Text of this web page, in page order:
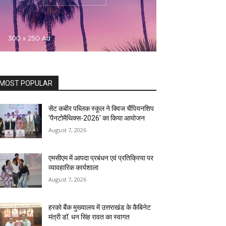
POPULAR
सेंट कबीर पब्लिक स्कूल ने क्विज चैंपियनशिप
‘पैनटोमैथिक्स-2026’ का किया आयोजन
August 7, 2026
एमसीएम में आपदा प्रबंधन एवं प्रतिक्रिया पर
व्यावहारिक कार्यशाला
August 7, 2026
हरको बैंक मुख्यालय में उत्तराखंड के कैबिनेट
मंत्री डॉ. धन सिंह रावत का स्वागत